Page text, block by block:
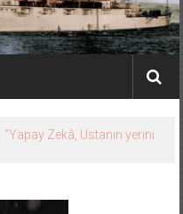
Zekâ, Ustanın yerini